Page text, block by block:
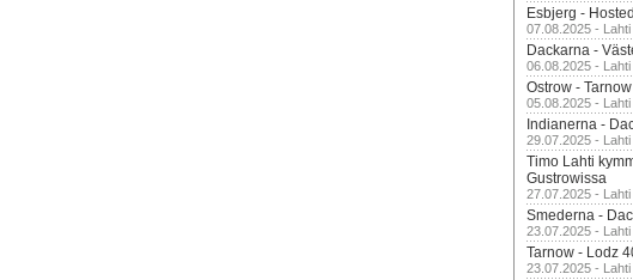
Esbjerg -
07.08.2025 -
Dackarna -
06.08.2025 -
Ostrow -
05.08.2025 -
Indianerna -
29.07.2025 -
Timo Lahti
Gustrowissa
27.07.2025 -
Smederna -
23.07.2025 -
Tarnow - Lodz
23.07.2025 -